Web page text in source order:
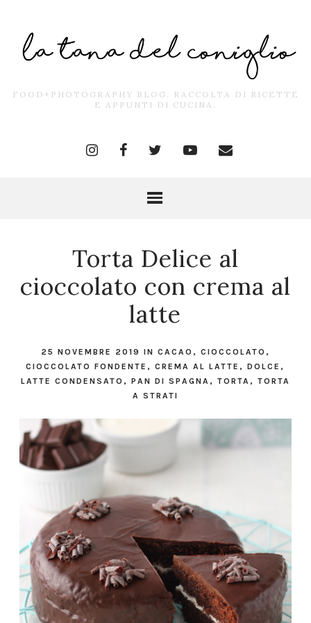
FOOD+PHOTOGRAPHY BLOG. RACCOLTA DI RICETTE
E APPUNTI DI CUCINA.
Torta Delice al
cioccolato con crema al
latte
25 NOVEMBRE 2019 IN CACAO , CIOCCOLATO ,
CIOCCOLATO FONDENTE ,CREMA AL LATTE ,DOLCE ,
LATTE CONDENSATO , PAN DI SPAGNA , TORTA , TORTA
A STRATI